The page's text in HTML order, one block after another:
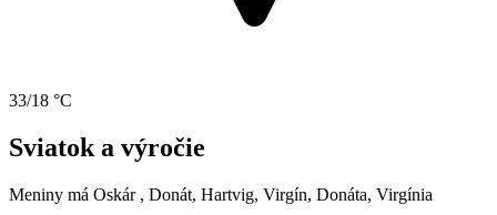
33/18 °C
Sviatok a výročie
Meniny má Oskár , Donát, Hartvig, Virgín, Donáta, Virgínia